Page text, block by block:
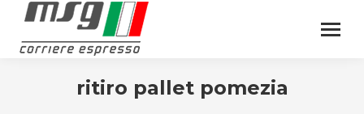
ritiro pallet pomezia